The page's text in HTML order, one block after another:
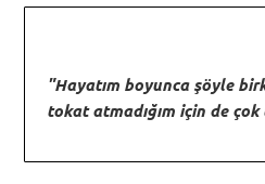
"Hayatım boyunca şöyle
tokat atmadığım için de